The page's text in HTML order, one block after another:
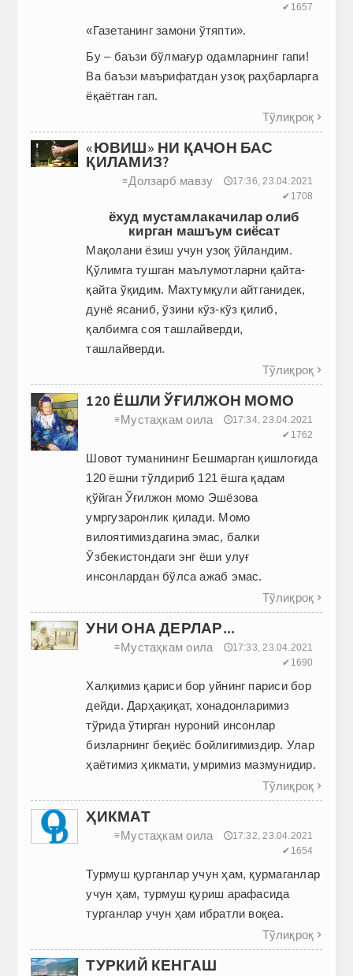
✔1657
«Газетанинг замони ўтяпти».
Бу – баъзи бўлмағур одамларнинг гапи!
Ва баъзи маърифатдан узоқ раҳбарларга
ёқаётган гап.
Тўлиқроқ 
«ЮВИШ» НИ ҚАЧОН БАС
ҚИЛАМИЗ?
≡Долзарб мавзу
🕔17:36, 23.04.2021
✔1708
ёхуд мустамлакачилар олиб
кирган машъум сиёсат
Мақолани ёзиш учун узоқ ўйландим.
Қўлимга тушган маълумотларни қайта-
қайта ўқидим. Махтумқули айтганидек,
дунё ясаниб, ўзини кўз-кўз қилиб,
қалбимга соя ташлайверди,
ташлайверди.
Тўлиқроқ 
120 ЁШЛИ ЎҒИЛЖОН МОМО
≡Мустаҳкам оила
🕔17:34, 23.04.2021
✔1762
Шовот туманининг Бешмарган қишлоғида
120 ёшни тўлдириб 121 ёшга қадам
қўйган Ўғилжон момо Эшёзова
умргузаронлик қилади. Момо
вилоятимиздагина эмас, балки
Ўзбекистондаги энг ёши улуғ
инсонлардан бўлса ажаб эмас.
Тўлиқроқ 
УНИ ОНА ДЕРЛАР...
≡Мустаҳкам оила
🕔17:33, 23.04.2021
✔1690
Халқимиз қариси бор уйнинг париси бор
дейди. Дарҳақиқат, хонадонларимиз
тўрида ўтирган нуроний инсонлар
бизларнинг беқиёс бойлигимиздир. Улар
ҳаётимиз ҳикмати, умримиз мазмунидир.
Тўлиқроқ 
ҲИКМАТ
≡Мустаҳкам оила
🕔17:32, 23.04.2021
✔1654
Турмуш қурганлар учун ҳам, қурмаганлар
учун ҳам, турмуш қуриш арафасида
турганлар учун ҳам ибратли воқеа.
Тўлиқроқ 
ТУРКИЙ КЕНГАШ